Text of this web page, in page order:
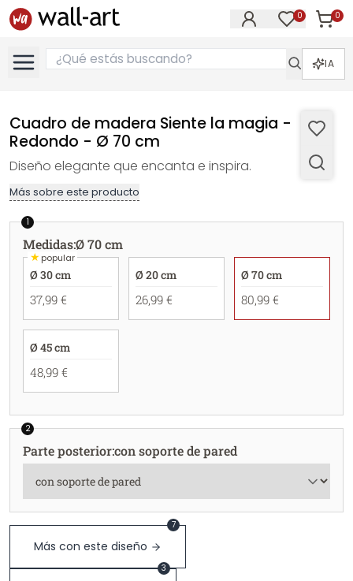
0 0
IA
Cuadro de madera Siente la magia -
Redondo - Ø 70 cm
Diseño elegante que encanta e inspira.
Más sobre este producto
1
Medidas:Ø 70 cm
★popular
Ø 30 cm
37,99 €
Ø 20 cm
26,99 €
Ø 70 cm
80,99 €
Ø 45 cm
48,99 €
2
Parte posterior:con soporte de pared
Más con este diseño
7
3